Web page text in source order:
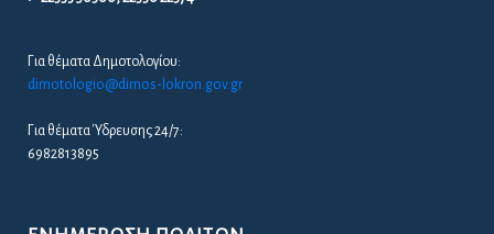
Για θέματα Δημοτολογίου:
dimotologio@dimos-lokron.gov.gr
Για θέματα Ύδρευσης 24/7:
6982813895